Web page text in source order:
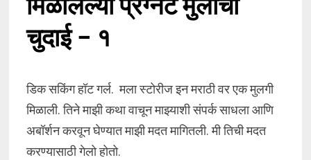
मिळालेल्या प्रेग्नंट मुलीची
चुदाई – १
डिक सकिंग हॉट गर्ल. मला स्टोरीज इन मराठी वर एक मुलगी
मिळाली. तिने माझी कथा वाचून माझ्याशी संपर्क साधला आणि
अबॉर्शन करवून घेण्यात माझी मदत मागितली. मी तिची मदत
करण्यासाठी गेलो होतो.